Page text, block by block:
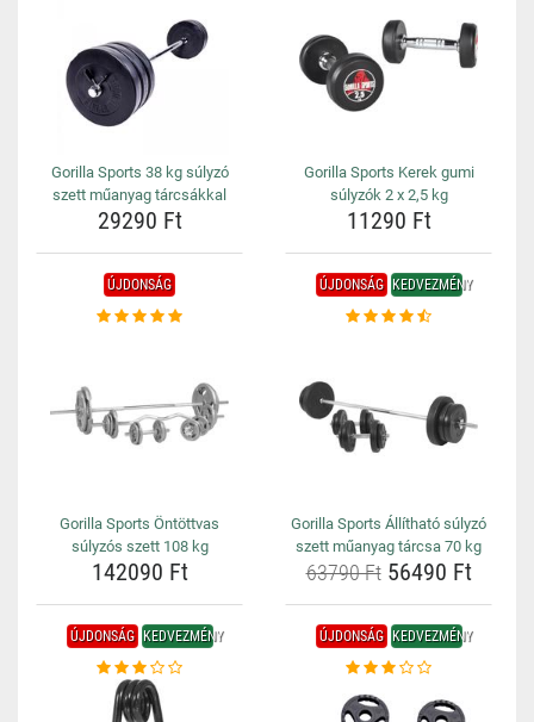
Gorilla Sports 38 kg súlyzó
szett műanyag tárcsákkal
29290 Ft
Gorilla Sports Kerek gumi
súlyzók 2 x 2,5 kg
11290 Ft
ÚJDONSÁG
Gorilla Sports Öntöttvas
súlyzós szett 108 kg
142090 Ft
ÚJDONSÁG KEDVEZMÉNY
Gorilla Sports Állítható súlyzó
szett műanyag tárcsa 70 kg
63790 Ft56490 Ft
ÚJDONSÁG KEDVEZMÉNY ÚJDONSÁG KEDVEZMÉNY